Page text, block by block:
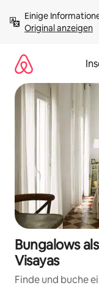
Inhalten
springenOriginal anzeigen
Bungalows
Visayas
Finde und buche